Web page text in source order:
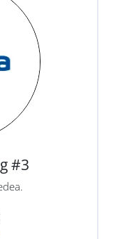
#3